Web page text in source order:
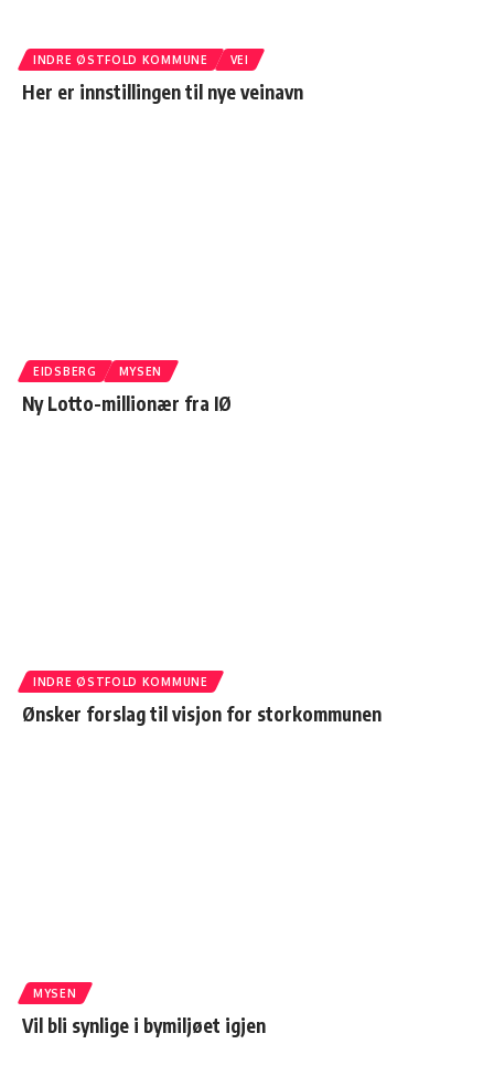
INDRE ØSTFOLD KOMMUNE VEI
Her er innstillingen til nye veinavn
EIDSBERG MYSEN
Ny Lotto-millionær fra IØ
INDRE ØSTFOLD KOMMUNE
Ønsker forslag til visjon for storkommunen
MYSEN
Vil bli synlige i bymiljøet igjen